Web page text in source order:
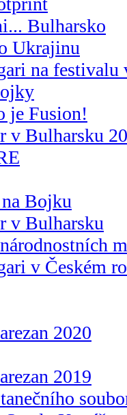
Bulharsko
Ukrajinu
na festivalu
je Fusion!
v Bulharsku
Bojku
v Bulharsku
v Českém
2020
2019